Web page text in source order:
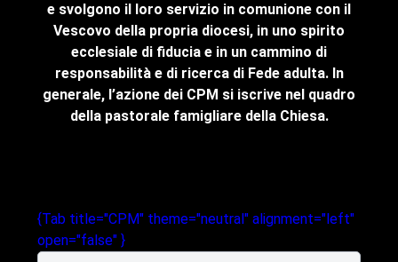
e svolgono il loro servizio in comunione con il
Vescovo della propria diocesi, in uno spirito
ecclesiale di fiducia e in un cammino di
responsabilità e di ricerca di Fede adulta. In
generale, l’azione dei CPM si iscrive nel quadro
della pastorale famigliare della Chiesa.
{Tab title="CPM" theme="neutral" alignment="left"
open="false" }